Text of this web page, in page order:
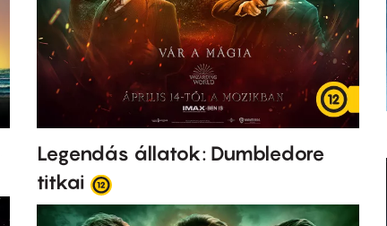
Legendás állatok: Dumbledore
titkai